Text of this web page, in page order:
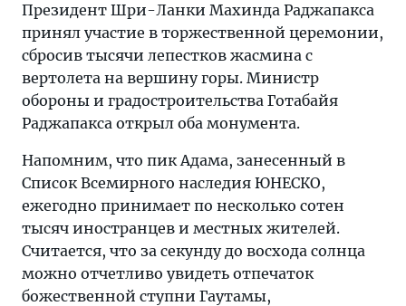
Президент Шри-Ланки Махинда Раджапакса
принял участие в торжественной церемонии,
сбросив тысячи лепестков жасмина с
вертолета на вершину горы. Министр
обороны и градостроительства Готабайя
Раджапакса открыл оба монумента.
Напомним, что пик Адама, занесенный в
Список Всемирного наследия ЮНЕСКО,
ежегодно принимает по несколько сотен
тысяч иностранцев и местных жителей.
Считается, что за секунду до восхода солнца
можно отчетливо увидеть отпечаток
божественной ступни Гаутамы,